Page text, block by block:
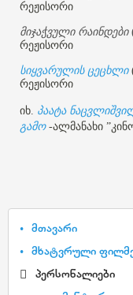
რეჟისორი
მიჯაჭვული რაინდები
რეჟისორი
სიყვარულის ცეცხლი
რეჟისორი
იხ. პაატა
გამო -ალმანახი
მთავარი
მხატვრული
პერსონალიები